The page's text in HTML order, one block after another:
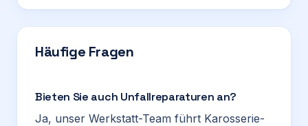
Häufige Fragen
Bieten Sie auch Unfallreparaturen an?
Ja, unser Werkstatt-Team führt Karosserie-